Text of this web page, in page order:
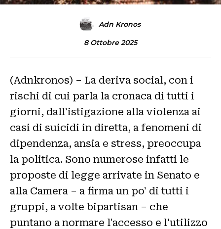
Adn Kronos
8 Ottobre 2025
(Adnkronos) – La deriva social, con i
rischi di cui parla la cronaca di tutti i
giorni, dall'istigazione alla violenza ai
casi di suicidi in diretta, a fenomeni di
dipendenza, ansia e stress, preoccupa
la politica. Sono numerose infatti le
proposte di legge arrivate in Senato e
alla Camera – a firma un po' di tutti i
gruppi, a volte bipartisan – che
puntano a normare l'accesso e l'utilizzo